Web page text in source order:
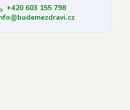
+420 603 155 798